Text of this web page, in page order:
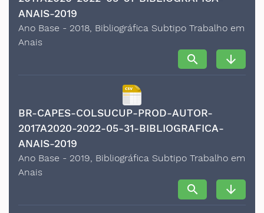
ANAIS-2019
Ano Base - 2018, Bibliográfica Subtipo Trabalho em
Anais
search arrow_downward
BR-CAPES-COLSUCUP-PROD-AUTOR-
2017A2020-2022-05-31-BIBLIOGRAFICA-
ANAIS-2019
Ano Base - 2019, Bibliográfica Subtipo Trabalho em
Anais
search arrow_downward